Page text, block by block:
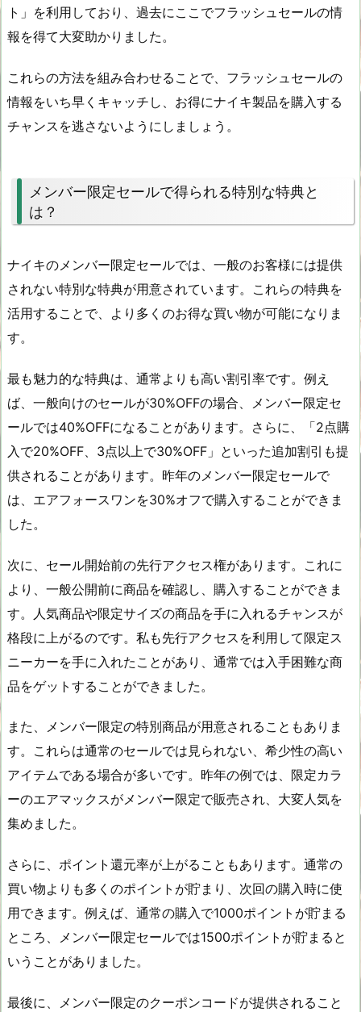
ト」を利用しており、過去にここでフラッシュセールの情
報を得て大変助かりました。
これらの方法を組み合わせることで、フラッシュセールの
情報をいち早くキャッチし、お得にナイキ製品を購入する
チャンスを逃さないようにしましょう。
メンバー限定セールで得られる特別な特典と
は？
ナイキのメンバー限定セールでは、一般のお客様には提供
されない特別な特典が用意されています。これらの特典を
活用することで、より多くのお得な買い物が可能になりま
す。
最も魅力的な特典は、通常よりも高い割引率です。例え
ば、一般向けのセールが30%OFFの場合、メンバー限定セ
ールでは40%OFFになることがあります。さらに、「2点購
入で20%OFF、3点以上で30%OFF」といった追加割引も提
供されることがあります。昨年のメンバー限定セールで
は、エアフォースワンを30%オフで購入することができま
した。
次に、セール開始前の先行アクセス権があります。これに
より、一般公開前に商品を確認し、購入することができま
す。人気商品や限定サイズの商品を手に入れるチャンスが
格段に上がるのです。私も先行アクセスを利用して限定ス
ニーカーを手に入れたことがあり、通常では入手困難な商
品をゲットすることができました。
また、メンバー限定の特別商品が用意されることもありま
す。これらは通常のセールでは見られない、希少性の高い
アイテムである場合が多いです。昨年の例では、限定カラ
ーのエアマックスがメンバー限定で販売され、大変人気を
集めました。
さらに、ポイント還元率が上がることもあります。通常の
買い物よりも多くのポイントが貯まり、次回の購入時に使
用できます。例えば、通常の購入で1000ポイントが貯まる
ところ、メンバー限定セールでは1500ポイントが貯まると
いうことがありました。
最後に、メンバー限定のクーポンコードが提供されること